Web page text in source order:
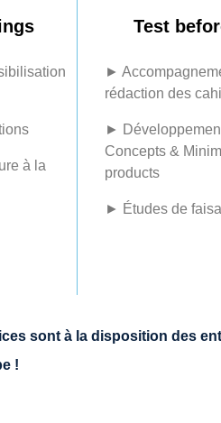
à la
Test
►
rédaction des
►
Concepts &
products
► Études de
sont à la disposition des
!